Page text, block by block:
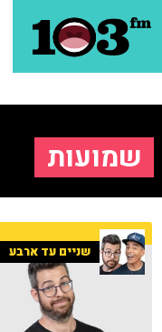
שמועות
שניים עד ארבע